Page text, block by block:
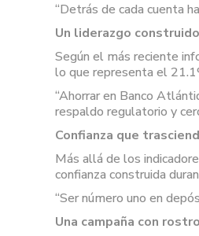
“Detrás de cada cuenta
Un liderazgo
Según el más reciente
lo que representa el
“Ahorrar en Banco
respaldo regulatorio y
Confianza que
Más allá de los
confianza construida
“Ser número uno en
Una campaña con